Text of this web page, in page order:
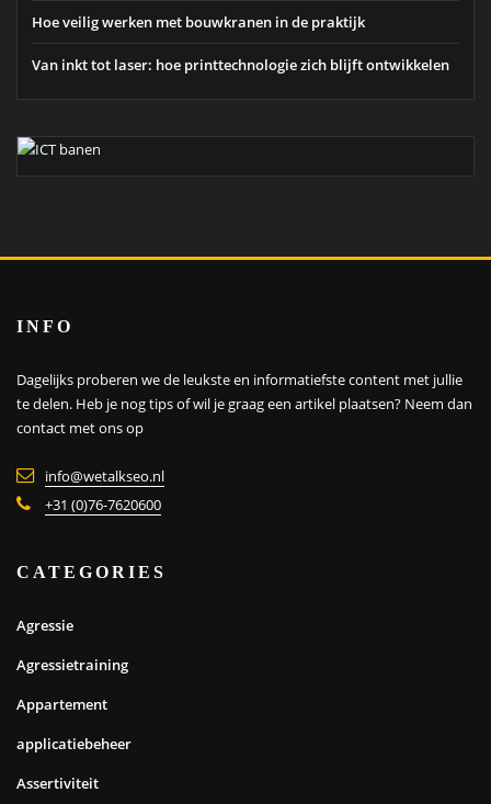
Hoe veilig werken met bouwkranen in de praktijk
Van inkt tot laser: hoe printtechnologie zich blijft ontwikkelen
INFO
Dagelijks proberen we de leukste en informatiefste content met jullie
te delen. Heb je nog tips of wil je graag een artikel plaatsen? Neem dan
contact met ons op
info@wetalkseo.nl
+31 (0)76-7620600
CATEGORIES
Agressie
Agressietraining
Appartement
applicatiebeheer
Assertiviteit